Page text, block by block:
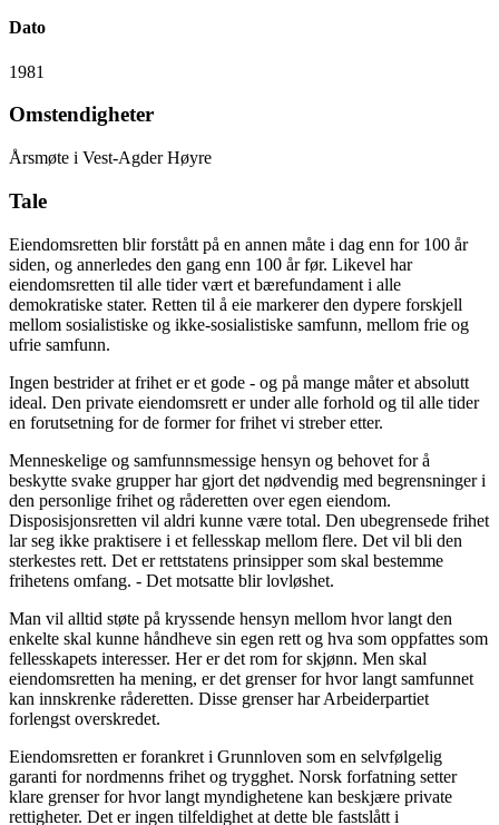
Dato
1981
Omstendigheter
Årsmøte i Vest-Agder Høyre
Tale
Eiendomsretten blir forstått på en annen måte i dag enn for 100 år
siden, og annerledes den gang enn 100 år før. Likevel har
eiendomsretten til alle tider vært et bærefundament i alle
demokratiske stater. Retten til å eie markerer den dypere forskjell
mellom sosialistiske og ikke-sosialistiske samfunn, mellom frie og
ufrie samfunn.
Ingen bestrider at frihet er et gode - og på mange måter et absolutt
ideal. Den private eiendomsrett er under alle forhold og til alle tider
en forutsetning for de former for frihet vi streber etter.
Menneskelige og samfunnsmessige hensyn og behovet for å
beskytte svake grupper har gjort det nødvendig med begrensninger i
den personlige frihet og råderetten over egen eiendom.
Disposisjonsretten vil aldri kunne være total. Den ubegrensede frihet
lar seg ikke praktisere i et fellesskap mellom flere. Det vil bli den
sterkestes rett. Det er rettstatens prinsipper som skal bestemme
frihetens omfang. - Det motsatte blir lovløshet.
Man vil alltid støte på kryssende hensyn mellom hvor langt den
enkelte skal kunne håndheve sin egen rett og hva som oppfattes som
fellesskapets interesser. Her er det rom for skjønn. Men skal
eiendomsretten ha mening, er det grenser for hvor langt samfunnet
kan innskrenke råderetten. Disse grenser har Arbeiderpartiet
forlengst overskredet.
Eiendomsretten er forankret i Grunnloven som en selvfølgelig
garanti for nordmenns frihet og trygghet. Norsk forfatning setter
klare grenser for hvor langt myndighetene kan beskjære private
rettigheter. Det er ingen tilfeldighet at dette ble fastslått i